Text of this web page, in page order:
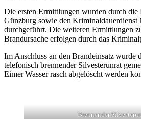
Die ersten Ermittlungen wurden durch die
Günzburg sowie den Kriminaldauerdienst
durchgeführt. Die weiteren Ermittlungen
Brandursache erfolgen durch das
Im Anschluss an den Brandeinsatz wurde
telefonisch brennender Silvesterunrat
Eimer Wasser rasch abgelöscht werden
Brennender